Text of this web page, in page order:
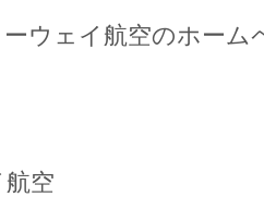
ーウェイ航空のホーム
空